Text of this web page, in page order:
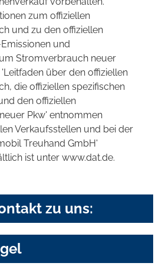
zum offiziellen
und zu den offiziellen
und
Stromverbrauch neuer
über den offiziellen
die offiziellen spezifischen
den offiziellen
Pkw' entnommen
Verkaufsstellen und bei der
Treuhand GmbH'
ist unter www.dat.de.
zu uns: